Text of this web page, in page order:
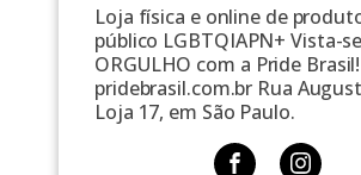
Loja física e online de
público LGBTQIAPN+ Vista-
ORGULHO com a Pride Brasil!
pridebrasil.com.br Rua
Loja 17, em São Paulo.